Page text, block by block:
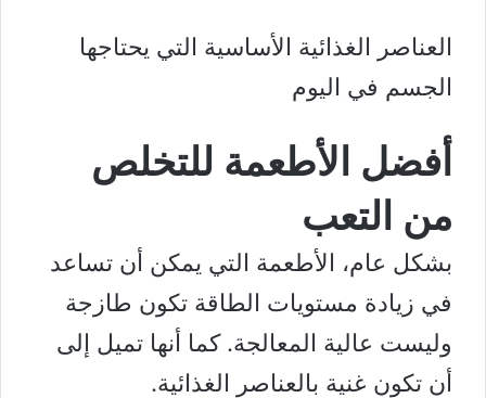
العناصر الغذائية الأساسية التي يحتاجها
الجسم في اليوم
أفضل الأطعمة للتخلص
من التعب
بشكل عام، الأطعمة التي يمكن أن تساعد
في زيادة مستويات الطاقة تكون طازجة
وليست عالية المعالجة. كما أنها تميل إلى
أن تكون غنية بالعناصر الغذائية.